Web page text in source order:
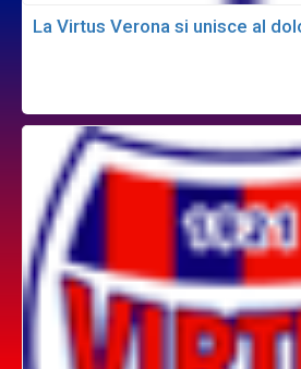
La Virtus Verona si unisce al